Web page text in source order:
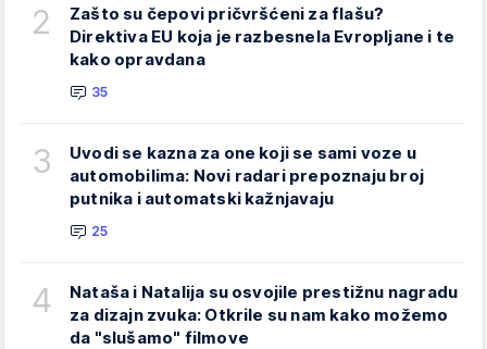
2
Zašto su čepovi pričvršćeni za flašu?
Direktiva EU koja je razbesnela Evropljane i te
kako opravdana
35
3
Uvodi se kazna za one koji se sami voze u
automobilima: Novi radari prepoznaju broj
putnika i automatski kažnjavaju
25
4
Nataša i Natalija su osvojile prestižnu nagradu
za dizajn zvuka: Otkrile su nam kako možemo
da "slušamo" filmove